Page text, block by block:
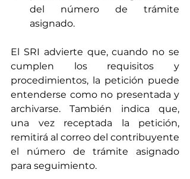
del número de trámite
asignado.
El SRI advierte que, cuando no se
cumplen los requisitos y
procedimientos, la petición puede
entenderse como no presentada y
archivarse. También indica que,
una vez receptada la petición,
remitirá al correo del contribuyente
el número de trámite asignado
para seguimiento.